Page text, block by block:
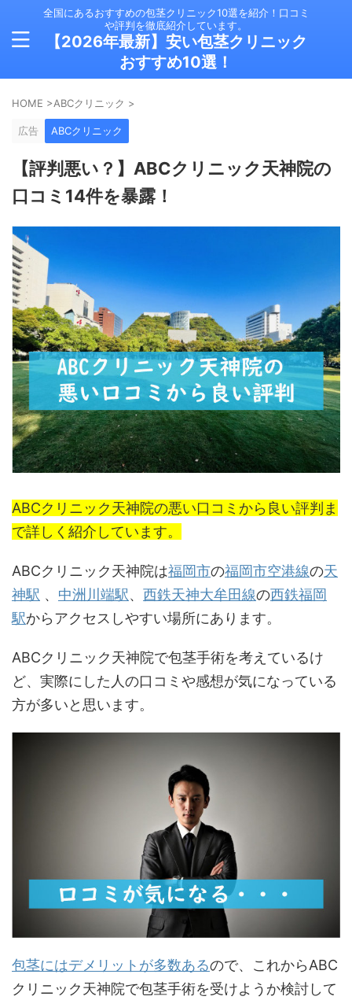
全国にあるおすすめの包茎クリニック10選を紹介！口コミ
や評判を徹底紹介しています。
【2026年最新】安い包茎クリニック
おすすめ10選！
HOME >ABCクリニック >
広告 ABCクリニック
【評判悪い？】ABCクリニック天神院の
口コミ14件を暴露！
ABCクリニック天神院の悪い口コミから良い評判ま
で詳しく紹介しています。
ABCクリニック天神院は福岡市の福岡市空港線の天
神駅 、 中洲川端駅、 西鉄天神大牟田線の西鉄福岡
駅からアクセスしやすい場所にあります。
ABCクリニック天神院で包茎手術を考えているけ
ど、実際にした人の口コミや感想が気になっている
方が多いと思います。
包茎にはデメリットが多数あるので、これからABC
クリニック天神院で包茎手術を受けようか検討して